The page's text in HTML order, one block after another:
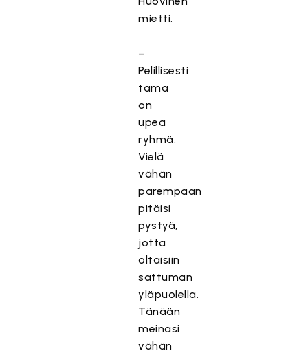
mietti.
–
Pelillisesti
tämä
on
upea
ryhmä.
Vielä
vähän
parempaan
pitäisi
pystyä,
jotta
oltaisiin
sattuman
yläpuolella.
Tänään
meinasi
vähän